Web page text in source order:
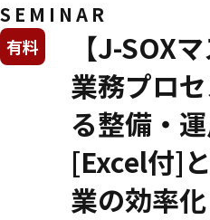
SEMINAR
【J-SOX
業務プロ
る整備・
[Excel付]
業の効率化
有料